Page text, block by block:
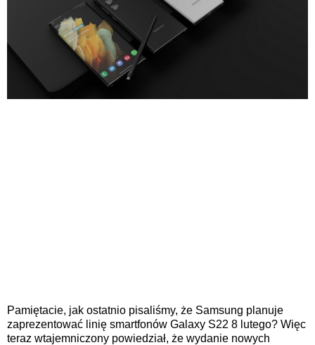
Pamiętacie, jak ostatnio pisaliśmy, że Samsung planuje
zaprezentować linię smartfonów Galaxy S22 8 lutego? Więc
teraz wtajemniczony powiedział, że wydanie nowych